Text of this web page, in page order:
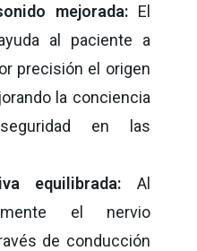
mejorada: El
al paciente a
precisión el origen
la conciencia
en las
equilibrada: Al
el nervio
de conducción